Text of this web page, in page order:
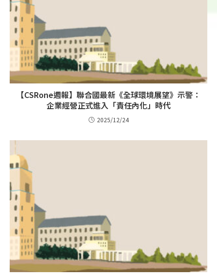
【CSRone週報】聯合國最新《全球環境展望》示警：
企業經營正式進入「責任內化」時代
2025/12/24